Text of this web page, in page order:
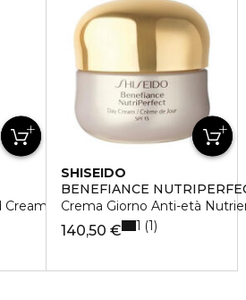
- Crema Mani
SHISEIDO
BENEFIANCE
Crema Giorno Anti-età
140,50 € 1 1